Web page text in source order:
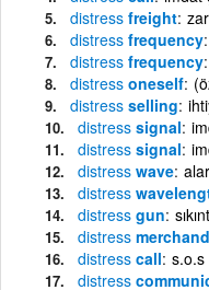
distress freight
distress frequency
distress frequency
distress oneself
distress selling
distress signal
distress signal
distress wave
distress
distress gun
distress
distress call s.o.s
distress